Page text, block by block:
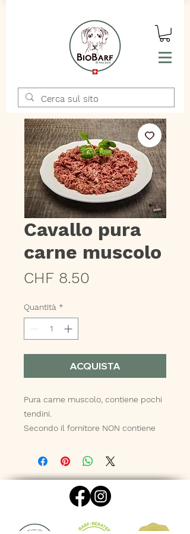
Cavallo pura
carne muscolo
CHF 8.50
Quantità *
ACQUISTA
Pura carne muscolo, contiene pochi
tendini.
Secondo il fornitore NON contiene
Analisi: proteina 21,2%, grasso 8,2%
Provenienza: Svizzera